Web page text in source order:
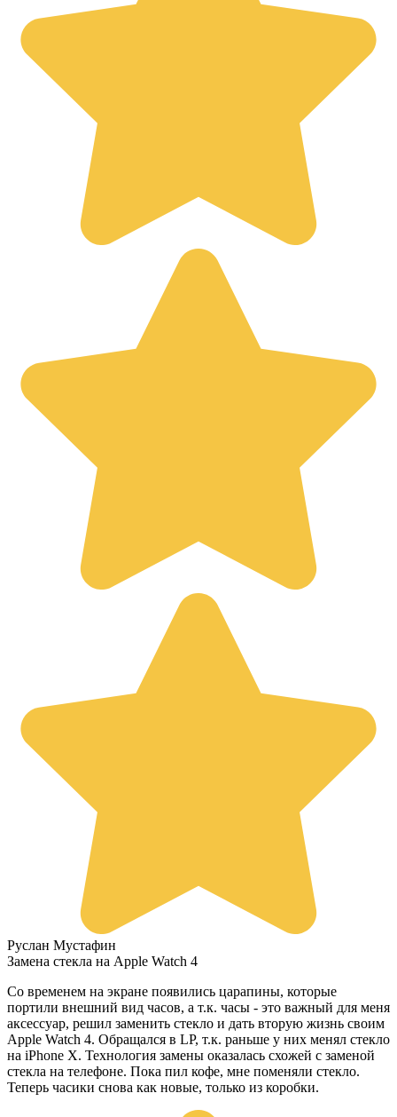
Руслан Мустафин
Замена стекла на Apple Watch 4
Со временем на экране появились царапины, которые
портили внешний вид часов, а т.к. часы - это важный для меня
аксессуар, решил заменить стекло и дать вторую жизнь своим
Apple Watch 4. Обращался в LP, т.к. раньше у них менял стекло
на iPhone X. Технология замены оказалась схожей с заменой
стекла на телефоне. Пока пил кофе, мне поменяли стекло.
Теперь часики снова как новые, только из коробки.